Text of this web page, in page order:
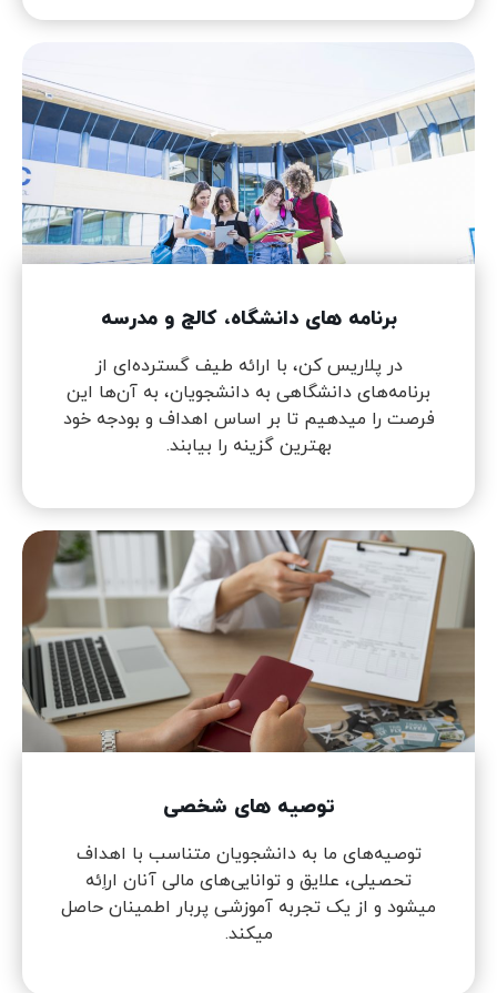
برنامه های دانشگاه، کالج و مدرسه
در پلاریس کن، با ارائه طیف گسترده‌ای از
برنامه‌های دانشگاهی به دانشجویان، به آن‌ها این
فرصت را میدهیم تا بر اساس اهداف و بودجه خود
بهترین گزینه را بیابند.
توصیه های شخصی
توصیه‌های ما به دانشجویان متناسب با اهداف
تحصیلی، علایق و توانایی‌های مالی آنان اراِئه
میشود و از یک تجربه آموزشی پربار اطمینان حاصل
میکند.